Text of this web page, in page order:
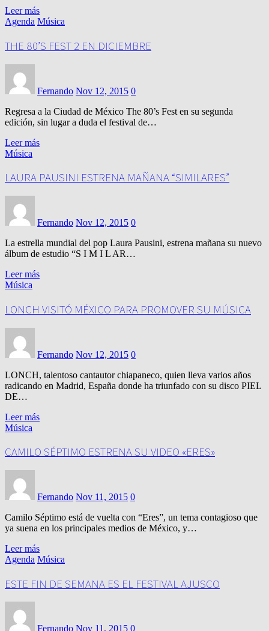
Leer más
Agenda Música
THE 80’S FEST 2 EN DICIEMBRE
Fernando Nov 12, 2015 0
Regresa a la Ciudad de México The 80’s Fest en su segunda
edición, sin lugar a duda el festival de…
Leer más
Música
LAURA PAUSINI ESTRENA MAÑANA “SIMILARES”
Fernando Nov 12, 2015 0
La estrella mundial del pop Laura Pausini, estrena mañana su nuevo
álbum de estudio “S I M I L AR…
Leer más
Música
LONCH VISITÓ MÉXICO PARA PROMOVER SU MÚSICA
Fernando Nov 12, 2015 0
LONCH, talentoso cantautor chiapaneco, quien lleva varios años
radicando en Madrid, España donde ha triunfado con su disco PIEL
DE…
Leer más
Música
CAMILO SÉPTIMO ESTRENA SU VIDEO «ERES»
Fernando Nov 11, 2015 0
Camilo Séptimo está de vuelta con “Eres”, un tema contagioso que
ya suena en los principales medios de México, y…
Leer más
Agenda Música
ESTE FIN DE SEMANA ES EL FESTIVAL AJUSCO
Fernando Nov 11, 2015 0